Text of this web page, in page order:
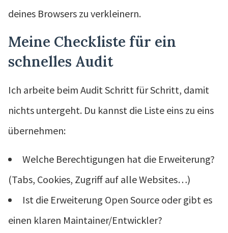
deines Browsers zu verkleinern.
Meine Checkliste für ein
schnelles Audit
Ich arbeite beim Audit Schritt für Schritt, damit
nichts untergeht. Du kannst die Liste eins zu eins
übernehmen:
Welche Berechtigungen hat die Erweiterung?
(Tabs, Cookies, Zugriff auf alle Websites…)
Ist die Erweiterung Open Source oder gibt es
einen klaren Maintainer/Entwickler?